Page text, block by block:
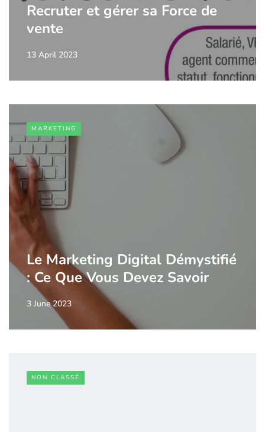
Recruter et gérer sa Force de
vente
13 April 2023
MARKETING
Le Marketing Digital Démystifié
: Ce Que Vous Devez Savoir
3 June 2023
NON CLASSÉ